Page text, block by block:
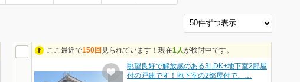
ここ最近で150回 見られています！現在1人が検討中です。
眺望良好で解放感のある3LDK+地下室2部屋
付の戸建です！地下室の2部屋付で、…